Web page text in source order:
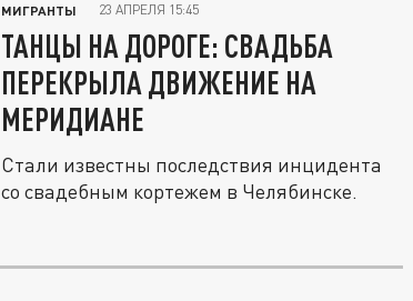
МИГРАНТЫ 23 АПРЕЛЯ 15:45
ТАНЦЫ НА ДОРОГЕ: СВАДЬБА
ПЕРЕКРЫЛА ДВИЖЕНИЕ НА
МЕРИДИАНЕ
Стали известны последствия инцидента
со свадебным кортежем в Челябинске.